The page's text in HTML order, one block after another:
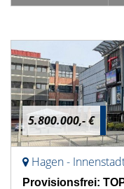
5.800.000,- €
Hagen -
Provisionsfrei: